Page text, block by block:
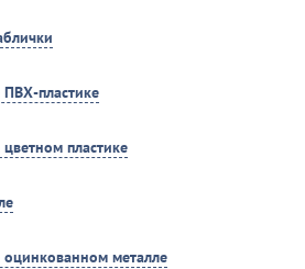
пластике
пластике
металле